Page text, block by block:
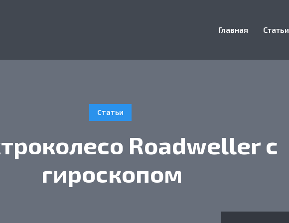
Главная Статьи
Статьи
Roadweller с
гироскопом